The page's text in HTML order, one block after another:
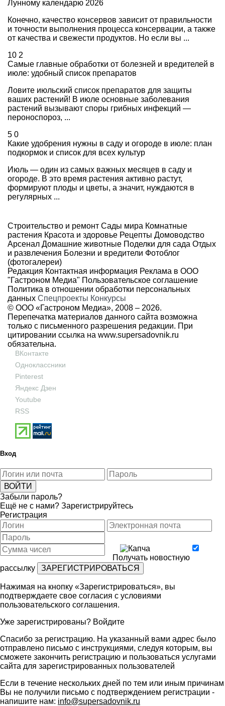
Лунному календарю 2026
Конечно, качество консервов зависит от правильности
и точности выполнения процесса консервации, а также
от качества и свежести продуктов. Но если вы ...
10 2
Самые главные обработки от болезней и вредителей в
июле: удобный список препаратов
Ловите июльский список препаратов для защиты
ваших растений! В июле основные заболевания
растений вызывают споры грибных инфекций —
пероноспороз, ...
5 0
Какие удобрения нужны в саду и огороде в июле: план
подкормок и список для всех культур
Июль — один из самых важных месяцев в саду и
огороде. В это время растения активно растут,
формируют плоды и цветы, а значит, нуждаются в
регулярных ...
Строительство и ремонт Сады мира Комнатные
растения Красота и здоровье Рецепты Домоводство
Арсенал Домашние животные Поделки для сада Отдых
и развлечения Болезни и вредители Фотоблог
(фотогалереи)
Редакция Контактная информация Реклама в ООО
"Гастроном Медиа" Пользовательское соглашение
Политика в отношении обработки персональных
данных Спецпроекты Конкурсы
© ООО «Гастроном Медиа», 2008 – 2026.
Перепечатка материалов данного сайта возможна
только с письменного разрешения редакции. При
цитировании ссылка на www.supersadovnik.ru
обязательна.
ВКонтакте
Одноклассники
Pinterest
Яндекс Дзен
Youtube
RSS
Вход
Забыли пароль?
Ещё не с нами? Зарегистрируйтесь
Регистрация
Получать новостную
рассылку
Нажимая на кнопку «Зарегистрироваться», вы
подтверждаете свое согласия с условиями
пользовательского соглашения.
Уже зарегистрированы? Войдите
Спасибо за регистрацию. На указанный вами адрес было
отправлено письмо с инструкциями, следуя которым, вы
сможете закончить регистрацию и пользоваться услугами
сайта для зарегистрированных пользователей
Если в течение нескольких дней по тем или иным причинам
Вы не получили письмо с подтверждением регистрации -
напишите нам: info@supersadovnik.ru